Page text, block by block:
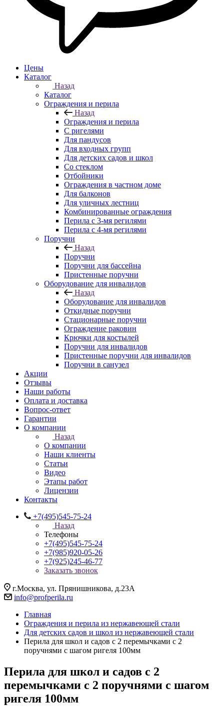
Цены
Каталог
Назад
Каталог
Ограждения и перила
Назад
Ограждения и перила
С ригелями
Для пандусов
Для входных групп
Для детских садов и школ
Со стеклом
Отбойники
Ограждения в частном доме
Для балконов
Для уличных лестниц
Комбинированные ограждения
Перила с 3-мя регилями
Перила с 4-мя регилями
Поручни
Назад
Поручни
Поручни для бассейна
Пристенные поручни
Оборудование для инвалидов
Назад
Оборудование для инвалидов
Откидные поручни
Стационарные поручни
Ограждение раковин
Крючки для костылей
Поручни для инвалидов
Пристенные поручни для инвалидов
Поручни в санузел
Акции
Отзывы
Наши работы
Оплата и доставка
Вопрос-ответ
Гарантии
О компании
Назад
О компании
Наши клиенты
Статьи
Видео
Этапы работ
Лицензии
Контакты
+7(495)545-75-24
Назад
Телефоны
+7(495)545-75-24
+7(985)920-05-26
+7(925)245-46-77
Заказать звонок
г.Москва, ул. Прянишникова, д.23А
info@profperila.ru
Главная
Ограждения и перила из нержавеющей стали
Для детских садов и школ из нержавеющей стали
Перила для школ и садов с 2 перемычками с 2
поручнями с шагом ригеля 100мм
Перила для школ и садов с 2
перемычками с 2 поручнями с шагом
ригеля 100мм